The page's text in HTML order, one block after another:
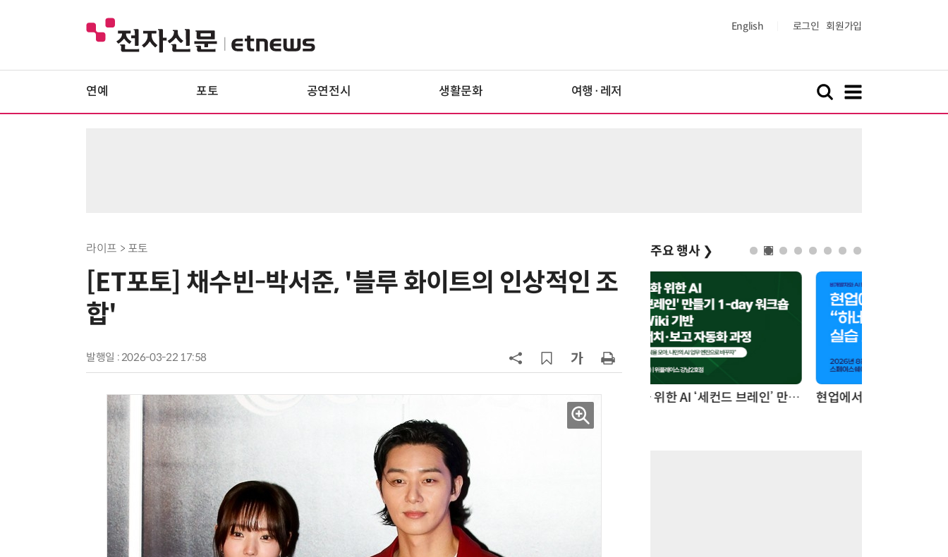
English 로그인 회원가입
연예 포토 공연전시 생활문화 여행·레저
라이프 > 포토
[ET포토] 채수빈-박서준, '블루 화이트의 인상적인 조
합'
발행일 : 2026-03-22 17:58
주요 행사 ❯
양자컴퓨팅 비즈니스·기술 입문 1-Day 워크샵 - 큐비트·양자 알고리듬·Qiskit 실습으로 이해하는 차세대 현업에서 바로 쓰는 "하네스 엔지니어링" 실습 교육